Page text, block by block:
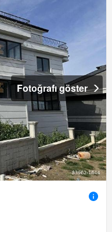
Fotoğrafı göster